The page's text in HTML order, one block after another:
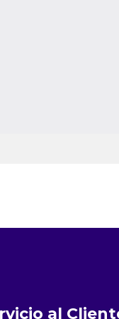
al